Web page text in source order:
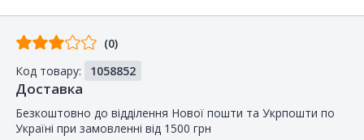
Відгуків
покупців
(0)
Код товару:
1058852
Доставка
Безкоштовно до відділення Нової пошти та Укрпошти по
Україні при замовленні від 1500 грн